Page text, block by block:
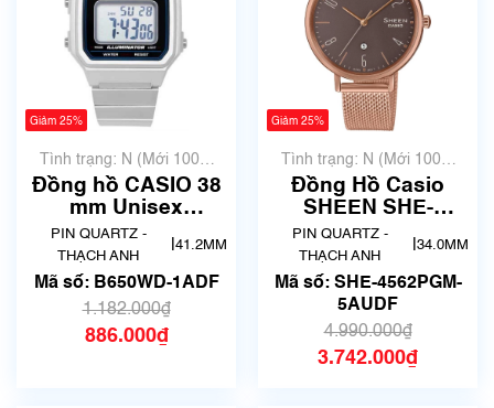
Giảm 25%
Tình trạng: N (Mới 100%
chưa qua sử dụng)
Đồng hồ CASIO 38
mm Unisex
B650WD-1ADF
PIN QUARTZ -
THẠCH ANH
41.2MM
Mã số: B650WD-1ADF
1.182.000₫
886.000₫
Giảm 25%
Tình trạng: N (Mới 100%
chưa qua sử dụng)
Đồng Hồ Casio
SHEEN SHE-
4562PGM-5AUDF
Chính Hãng
PIN QUARTZ -
THẠCH ANH
34.0MM
Mã số: SHE-4562PGM-
5AUDF
4.990.000₫
3.742.000₫